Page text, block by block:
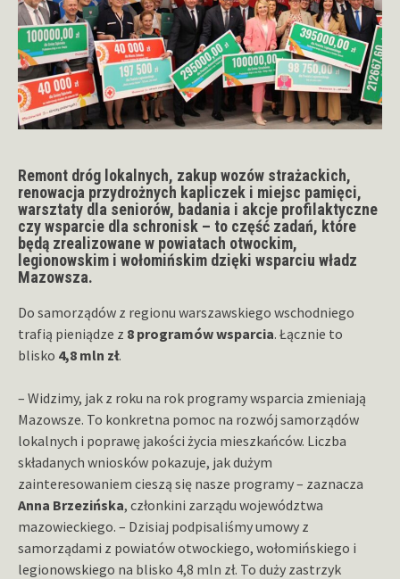
Remont dróg lokalnych, zakup wozów strażackich,
renowacja przydrożnych kapliczek i miejsc pamięci,
warsztaty dla seniorów, badania i akcje profilaktyczne
czy wsparcie dla schronisk – to część zadań, które
będą zrealizowane w powiatach otwockim,
legionowskim i wołomińskim dzięki wsparciu władz
Mazowsza.
Do samorządów z regionu warszawskiego wschodniego
trafią pieniądze z 8 programów wsparcia. Łącznie to
blisko 4,8 mln zł.
– Widzimy, jak z roku na rok programy wsparcia zmieniają
Mazowsze. To konkretna pomoc na rozwój samorządów
lokalnych i poprawę jakości życia mieszkańców. Liczba
składanych wniosków pokazuje, jak dużym
zainteresowaniem cieszą się nasze programy – zaznacza
Anna Brzezińska, członkini zarządu województwa
mazowieckiego. – Dzisiaj podpisaliśmy umowy z
samorządami z powiatów otwockiego, wołomińskiego i
legionowskiego na blisko 4,8 mln zł. To duży zastrzyk